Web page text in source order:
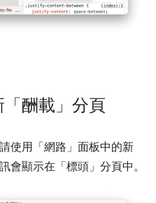
「酬載」分頁
使用「網路」面板中的新
會顯示在「標頭」 分頁中。